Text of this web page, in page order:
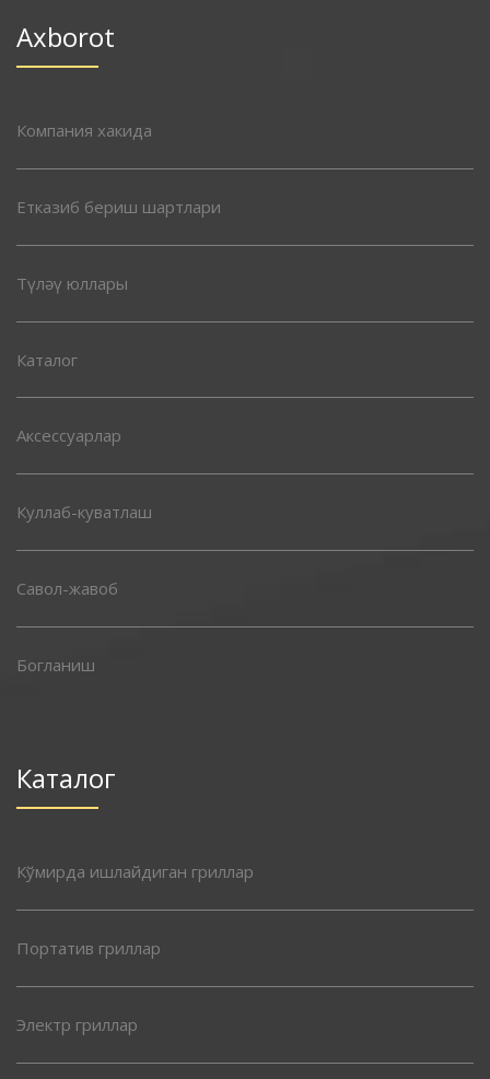
Axborot
Компания хакида
Етказиб бериш шартлари
Түләү юллары
Каталог
Аксессуарлар
Куллаб-куватлаш
Савол-жавоб
Богланиш
Каталог
Кўмирда ишлайдиган гриллар
Портатив гриллар
Электр гриллар